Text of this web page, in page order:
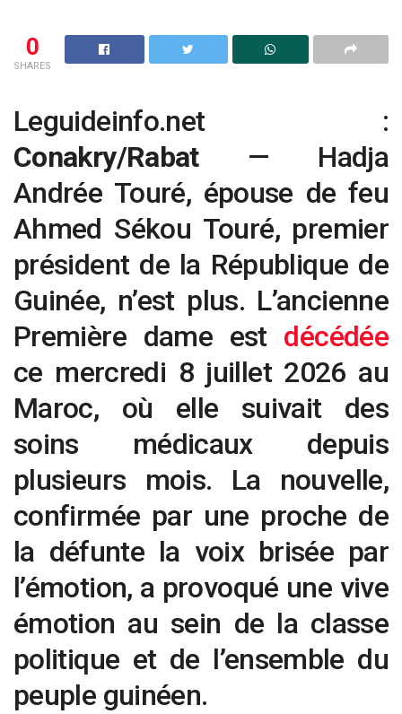
0
SHARES
Leguideinfo.net :
Conakry/Rabat— Hadja
Andrée Touré, épouse de feu
Ahmed Sékou Touré, premier
président de la République de
Guinée, n’est plus. L’ancienne
Première dame est décédée
ce mercredi 8 juillet 2026 au
Maroc, où elle suivait des
soins médicaux depuis
plusieurs mois. La nouvelle,
confirmée par une proche de
la défunte la voix brisée par
l’émotion, a provoqué une vive
émotion au sein de la classe
politique et de l’ensemble du
peuple guinéen.